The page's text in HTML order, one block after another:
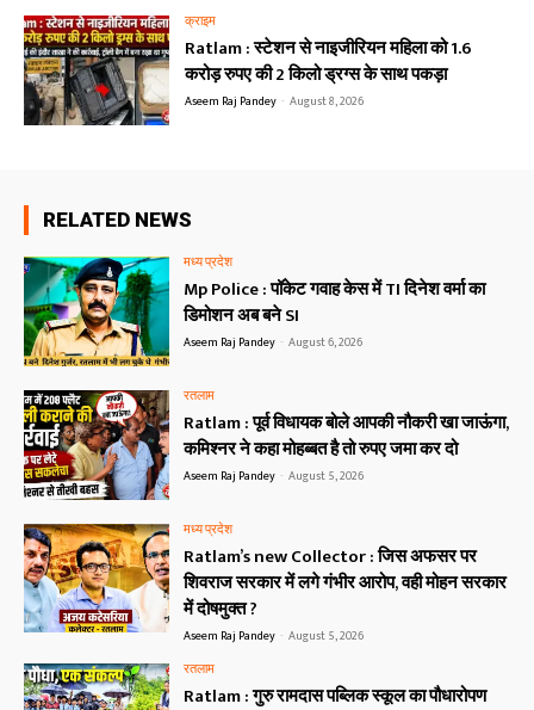
क्राइम
Ratlam : स्टेशन से नाइजीरियन महिला को 1.6
करोड़ रुपए की 2 किलो ड्रग्स के साथ पकड़ा
Aseem Raj Pandey - August 8, 2026
RELATED NEWS
मध्य प्रदेश
Mp Police : पॉकेट गवाह केस में TI दिनेश वर्मा का
डिमोशन अब बने SI
Aseem Raj Pandey - August 6, 2026
रतलाम
Ratlam : पूर्व विधायक बोले आपकी नौकरी खा जाऊंगा,
कमिश्नर ने कहा मोहब्बत है तो रुपए जमा कर दो
Aseem Raj Pandey - August 5, 2026
मध्य प्रदेश
Ratlam’s new Collector : जिस अफसर पर
शिवराज सरकार में लगे गंभीर आरोप, वही मोहन सरकार
में दोषमुक्त ?
Aseem Raj Pandey - August 5, 2026
रतलाम
Ratlam : गुरु रामदास पब्लिक स्कूल का पौधारोपण